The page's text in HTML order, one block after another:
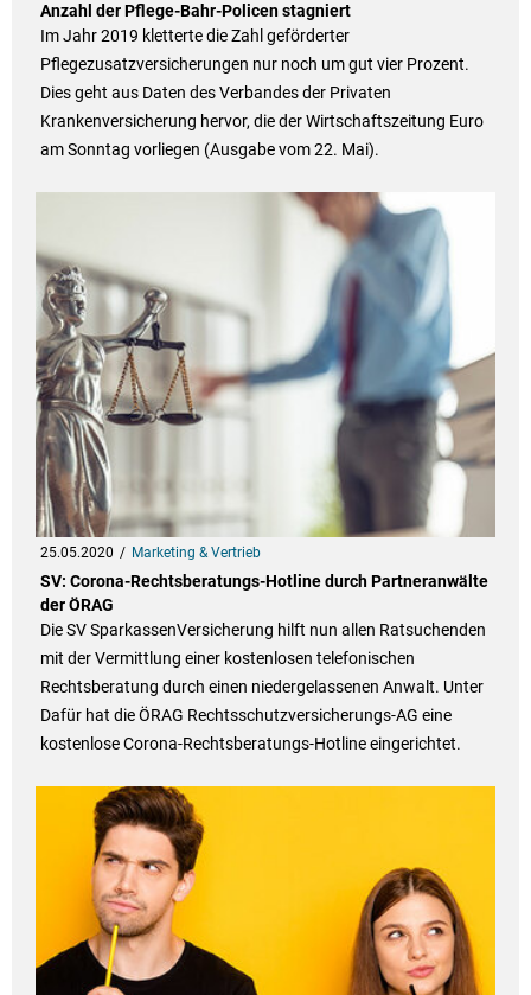
Anzahl der Pflege-Bahr-Policen stagniert
Im Jahr 2019 kletterte die Zahl geförderter
Pflegezusatzversicherungen nur noch um gut vier Prozent.
Dies geht aus Daten des Verbandes der Privaten
Krankenversicherung hervor, die der Wirtschaftszeitung Euro
am Sonntag vorliegen (Ausgabe vom 22. Mai).
25.05.2020 Marketing & Vertrieb
SV: Corona-Rechtsberatungs-Hotline durch Partneranwälte
der ÖRAG
Die SV SparkassenVersicherung hilft nun allen Ratsuchenden
mit der Vermittlung einer kostenlosen telefonischen
Rechtsberatung durch einen niedergelassenen Anwalt. Unter
Dafür hat die ÖRAG Rechtsschutzversicherungs-AG eine
kostenlose Corona-Rechtsberatungs-Hotline eingerichtet.